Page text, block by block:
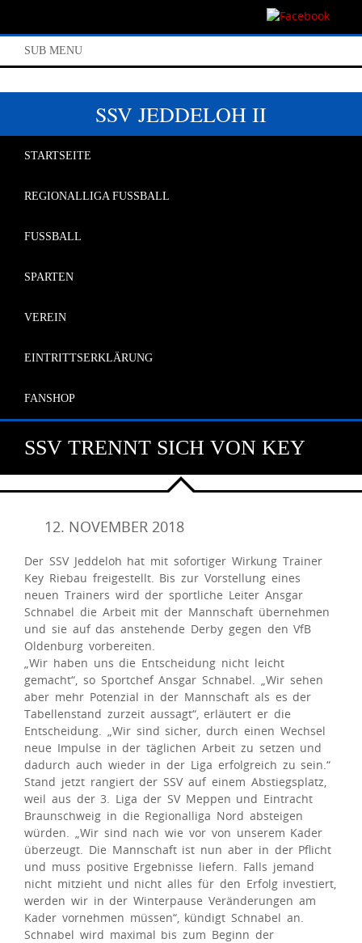
SUB MENU
SSV JEDDELOH II
STARTSEITE
REGIONALLIGA FUSSBALL
FUSSBALL
SPARTEN
VEREIN
EINTRITTSERKLÄRUNG
FANSHOP
SSV TRENNT SICH VON KEY
12. NOVEMBER 2018
Der SSV Jeddeloh hat mit sofortiger Wirkung Trainer
Key Riebau freigestellt. Bis zur Vorstellung eines
neuen Trainers wird der sportliche Leiter Ansgar
Schnabel die Arbeit mit der Mannschaft übernehmen
und sie auf das anstehende Derby gegen den VfB
Oldenburg vorbereiten.
„Wir haben uns die Entscheidung nicht leicht
gemacht“, so Sportchef Ansgar Schnabel. „Wir sehen
aber mehr Potenzial in der Mannschaft als es der
Tabellenstand zurzeit aussagt“, erläutert er die
Entscheidung. „Wir sind sicher, durch einen Wechsel
neue Impulse in der täglichen Arbeit zu setzen und
dadurch auch wieder in der Liga erfolgreich zu sein.“
Stand jetzt rangiert der SSV auf einem Abstiegsplatz,
weil aus der 3. Liga der SV Meppen und Eintracht
Braunschweig in die Regionalliga Nord absteigen
würden. „Wir sind nach wie vor von unserem Kader
überzeugt. Die Mannschaft ist nun aber in der Pflicht
und muss positive Ergebnisse liefern. Falls jemand
nicht mitzieht und nicht alles für den Erfolg investiert,
werden wir in der Winterpause Veränderungen am
Kader vornehmen müssen“, kündigt Schnabel an.
Schnabel wird maximal bis zum Beginn der